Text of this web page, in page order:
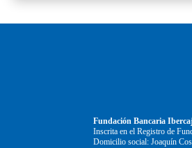
Fundación Bancaria
Inscrita en el Registro de
Domicilio social: Joaquín